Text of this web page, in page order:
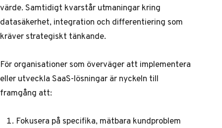
värde. Samtidigt kvarstår utmaningar kring
datasäkerhet, integration och differentiering som
kräver strategiskt tänkande.
För organisationer som överväger att implementera
eller utveckla SaaS-lösningar är nyckeln till
framgång att:
Fokusera på specifika, mätbara kundproblem